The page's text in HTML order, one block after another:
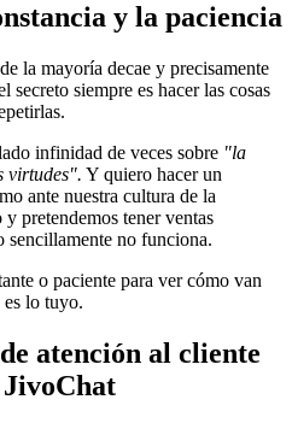
y la paciencia
la mayoría decae y precisamente
secreto siempre es hacer las cosas
infinidad de veces sobre "la
virtudes". Y quiero hacer un
ante nuestra cultura de la
pretendemos tener ventas
sencillamente no funciona.
o paciente para ver cómo van
es lo tuyo.
atención al cliente
JivoChat